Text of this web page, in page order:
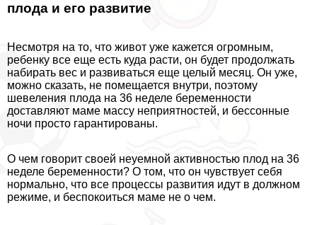
плода и его развитие
Несмотря на то, что живот уже кажется огромным,
ребенку все еще есть куда расти, он будет продолжать
набирать вес и развиваться еще целый месяц. Он уже,
можно сказать, не помещается внутри, поэтому
шевеления плода на 36 неделе беременности
доставляют маме массу неприятностей, и бессонные
ночи просто гарантированы.
О чем говорит своей неуемной активностью плод на 36
неделе беременности? О том, что он чувствует себя
нормально, что все процессы развития идут в должном
режиме, и беспокоиться маме не о чем.